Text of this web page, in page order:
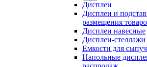
Дисплеи
Дисплеи и
размещения
Дисплеи навесные
Дисплеи-стеллажи
Емкости для
Напольные